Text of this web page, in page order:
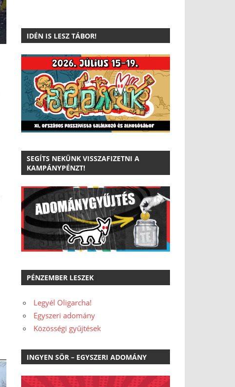
IDÉN IS LESZ TÁBOR!
SEGÍTS NEKÜNK VISSZAFIZETNI A
KAMPÁNYPÉNZT!
PÉNZEMBER LESZEK
Legyél Oligarcha!
Egyszeri adomány
Közösségi gyűjtések
INGYEN SÖR – EGYSZERI ADOMÁNY